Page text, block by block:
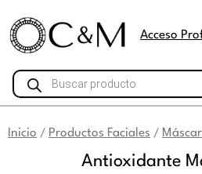
contenido
Acceso
Búsqueda
de
productos
Inicio / Productos Faciales /
Antioxidante